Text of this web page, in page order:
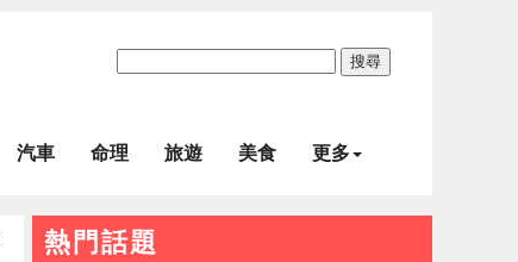
搜尋
汽車 命理 旅遊 美食 更多
熱門話題